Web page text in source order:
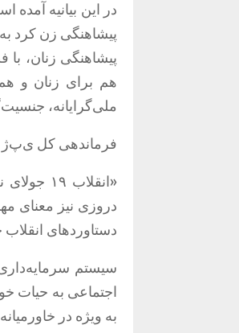
در این بیانیه آمده
پیشاهنگی زن کرد به اوج
پیشاهنگی زنان، با
هم برای زنان و
ملی‌گرایانه،
فرماندهی کل ی‌پ‌ژ
«
انقلاب
دروزی نیز معنای
دستاوردهای
سیستم
اجتماعی به حیات
به ویژه در